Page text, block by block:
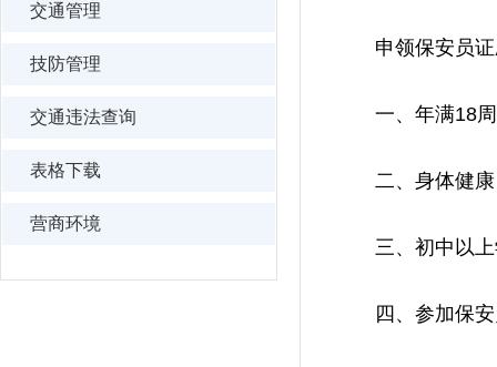
交通管理
技防管理
交通违法查询
表格下载
营商环境
申领保安员证
一、年满18周
二、身体健康
三、初中以上
四、参加保安